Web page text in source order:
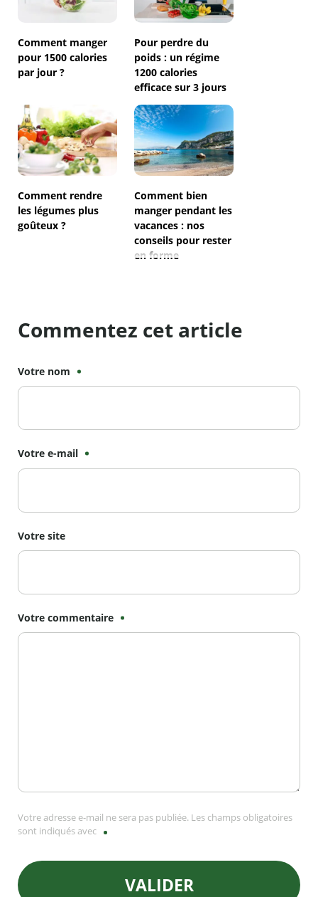
Comment manger
pour 1500 calories
par jour ?
Pour perdre du
poids : un régime
1200 calories
efficace sur 3 jours
Comment rendre
les légumes plus
goûteux ?
Comment bien
manger pendant les
vacances : nos
conseils pour rester
en forme
Commentez cet article
Votre nom
Votre e-mail
Votre site
Votre commentaire
Votre adresse e-mail ne sera pas publiée. Les champs obligatoires
sont indiqués avec
VALIDER